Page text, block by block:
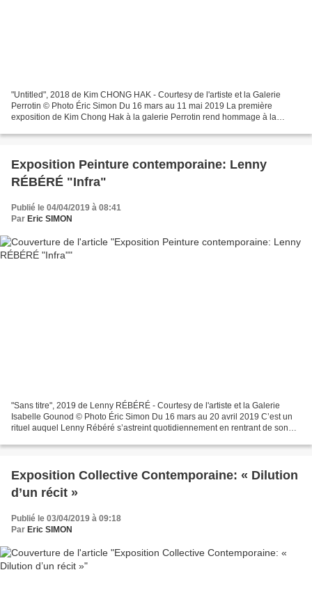
"Untitled", 2018 de Kim CHONG HAK - Courtesy de l'artiste et la Galerie
Perrotin © Photo Éric Simon Du 16 mars au 11 mai 2019 La première
exposition de Kim Chong Hak à la galerie Perrotin rend hommage à la
Exposition Peinture contemporaine: Lenny
RÉBÉRÉ "Infra"
Publié le 04/04/2019 à 08:41
Par Eric SIMON
"Sans titre", 2019 de Lenny RÉBÉRÉ - Courtesy de l'artiste et la Galerie
Isabelle Gounod © Photo Éric Simon Du 16 mars au 20 avril 2019 C’est un
rituel auquel Lenny Rébéré s’astreint quotidiennement en rentrant de son
Exposition Collective Contemporaine: « Dilution
d’un récit »
Publié le 03/04/2019 à 09:18
Par Eric SIMON